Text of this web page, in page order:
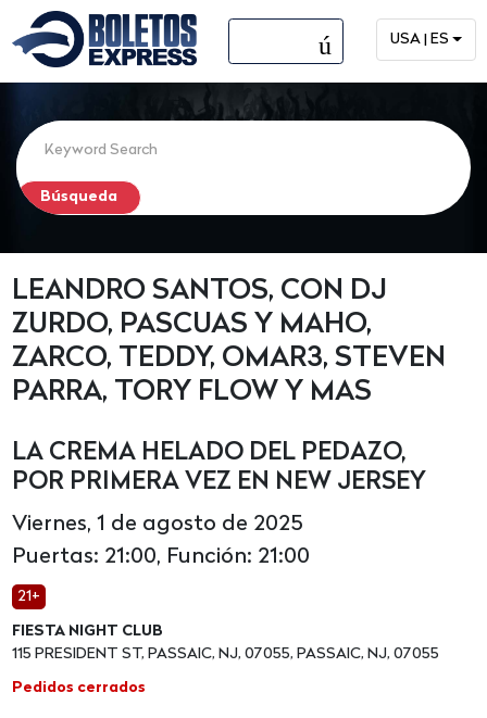
menú USA | ES
LEANDRO SANTOS, CON DJ
ZURDO, PASCUAS Y MAHO,
ZARCO, TEDDY, OMAR3, STEVEN
PARRA, TORY FLOW Y MAS
LA CREMA HELADO DEL PEDAZO,
POR PRIMERA VEZ EN NEW JERSEY
Viernes, 1 de agosto de 2025
Puertas: 21:00, Función: 21:00
21+
FIESTA NIGHT CLUB
115 PRESIDENT ST, PASSAIC, NJ, 07055, PASSAIC, NJ, 07055
Pedidos cerrados